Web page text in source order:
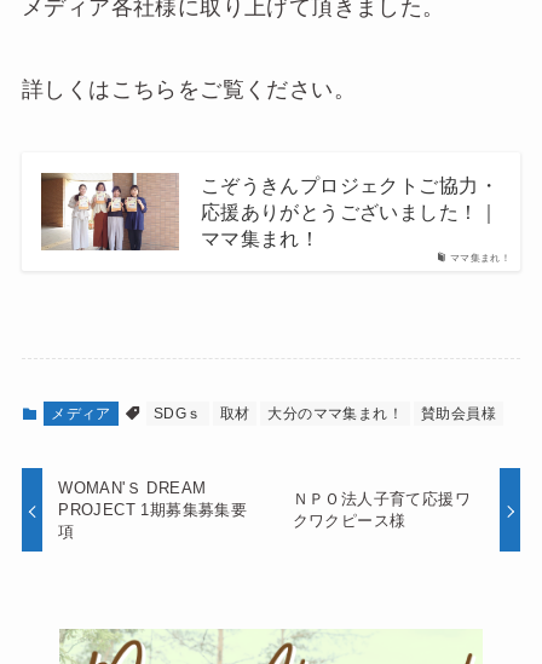
メディア各社様に取り上げて頂きました。
詳しくはこちらをご覧ください。
ママ集まれ！
こぞうきんプロジェクトご協力・
応援ありがとうございました！｜
ママ集まれ！
メディア SDGｓ 取材 大分のママ集まれ！ 賛助会員様
WOMAN'Ｓ DREAM
PROJECT 1期募集募集要
項
ＮＰＯ法人子育て応援ワ
クワクピース様